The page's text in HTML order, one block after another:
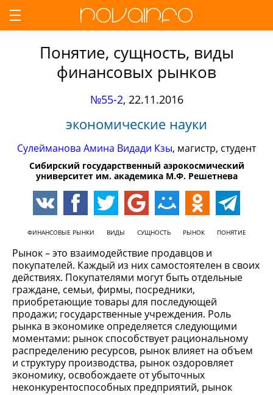
Понятие, сущность, виды
финансовых рынков
№55-2, 22.11.2016
экономические науки
Сулейманова Амина Видади Кзы, магистр, студент
Сибирский государственный аэрокосмический
университет им. академика М.Ф. Решетнева
ФИНАНСОВЫЕ РЫНКИ ВИДЫ СУЩНОСТЬ РЫНОК ПОНЯТИЕ
Рынок – это взаимодействие продавцов и
покупателей. Каждый из них самостоятелен в своих
действиях. Покупателями могут быть отдельные
граждане, семьи, фирмы, посредники,
приобретающие товары для последующей
продажи; государственные учреждения. Роль
рынка в экономике определяется следующими
моментами: рынок способствует рациональному
распределению ресурсов, рынок влияет на объем
и структуру производства, рынок оздоровляет
экономику, освобождаете от убыточных
неконкурентоспособных предприятий, рынок